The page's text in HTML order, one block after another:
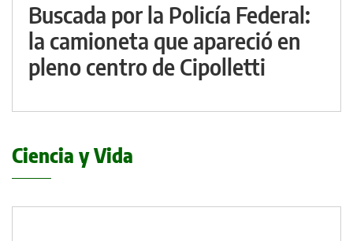
Buscada por la Policía Federal:
la camioneta que apareció en
pleno centro de Cipolletti
Ciencia y Vida